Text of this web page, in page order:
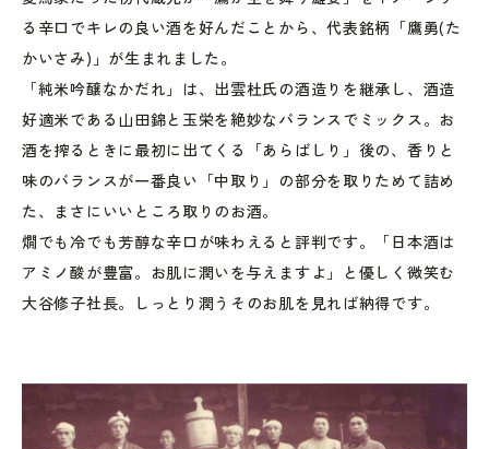
る辛口でキレの良い酒を好んだことから、代表銘柄「鷹勇(た
かいさみ)」が生まれました。
「純米吟醸なかだれ」は、出雲杜氏の酒造りを継承し、酒造
好適米である山田錦と玉栄を絶妙なバランスでミックス。お
酒を搾るときに最初に出てくる「あらばしり」後の、香りと
味のバランスが一番良い「中取り」の部分を取りためて詰め
た、まさにいいところ取りのお酒。
燗でも冷でも芳醇な辛口が味わえると評判です。「日本酒は
アミノ酸が豊富。お肌に潤いを与えますよ」と優しく微笑む
大谷修子社長。しっとり潤うそのお肌を見れば納得です。